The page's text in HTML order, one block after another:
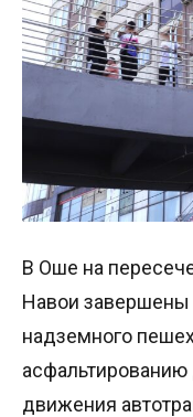
В Оше на
Навои завершены
надземного
асфальтированию
движения